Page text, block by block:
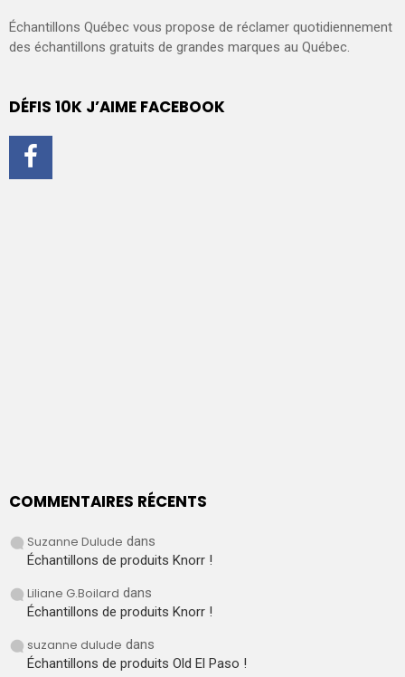
Échantillons Québec vous propose de réclamer quotidiennement
des échantillons gratuits de grandes marques au Québec.
DÉFIS 10K J’AIME FACEBOOK
COMMENTAIRES RÉCENTS
Suzanne Dulude dans
Échantillons de produits Knorr !
Liliane G.Boilard dans
Échantillons de produits Knorr !
suzanne dulude dans
Échantillons de produits Old El Paso !